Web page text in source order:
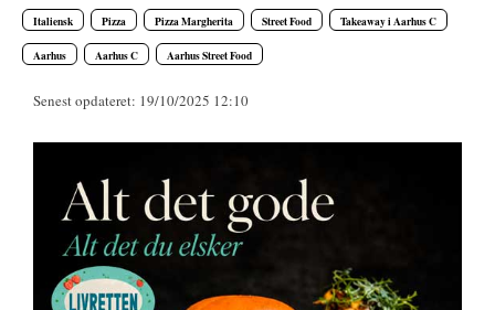
Italiensk Pizza Pizza Margherita Street Food Takeaway i Aarhus C
Aarhus Aarhus C Aarhus Street Food
Senest opdateret: 19/10/2025 12:10